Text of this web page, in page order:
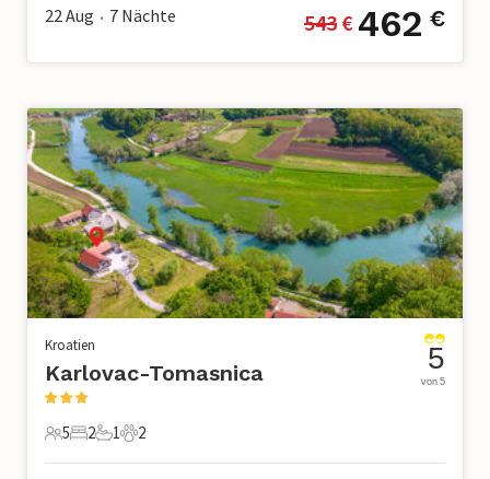
22 Aug • 7 Nächte 543 € 462 €
Kroatien
Karlovac-Tomasnica
5 Gäste
5
2 Schlafzimmer
2
1 Badezimmer
1
2 Haustiere
2
5
von 5